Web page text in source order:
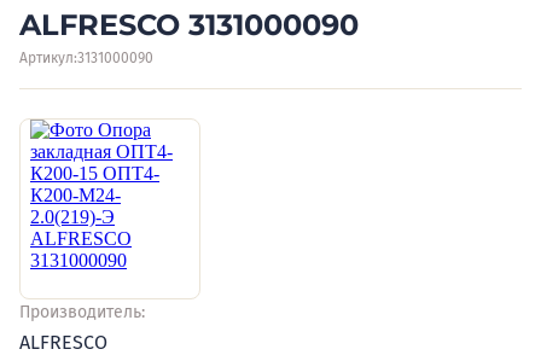
ALFRESCO 3131000090
Артикул:3131000090
Производитель:
ALFRESCO